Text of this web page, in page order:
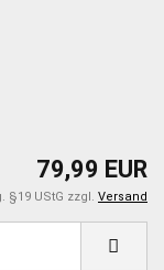
79,99 EUR
§19 UStG zzgl. Versand